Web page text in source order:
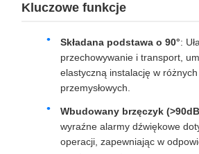
Kluczowe funkcje
Składana podstawa o 90°:
przechowywanie i transport,
elastyczną instalację w
przemysłowych.
Wbudowany brzęczyk
wyraźne alarmy dźwiękowe
operacji, zapewniając w